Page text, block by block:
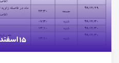
15 اسفند 1399